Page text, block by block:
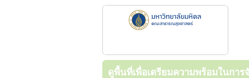
ดูพื้นที่เพื่อเตรียมความพร้อมในกา